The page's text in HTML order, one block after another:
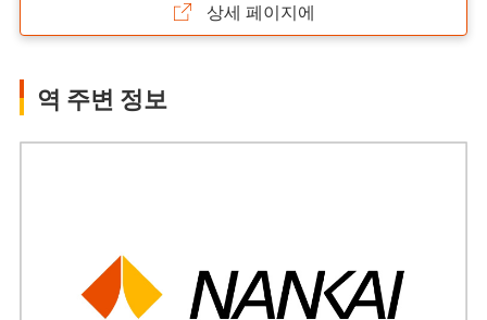
상세 페이지에
역 주변 정보